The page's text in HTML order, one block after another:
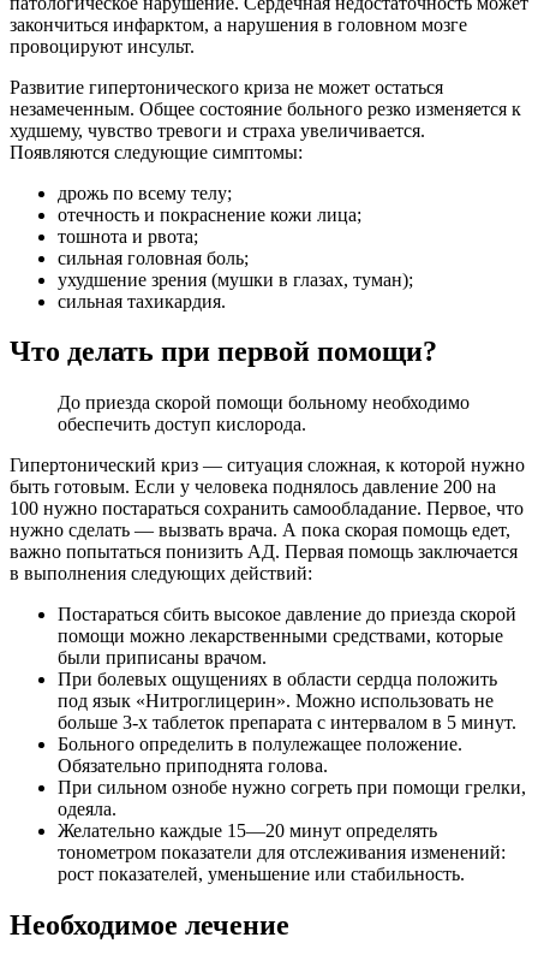
закончиться инфарктом, а нарушения в головном мозге
провоцируют инсульт.
Развитие гипертонического криза не может остаться
незамеченным. Общее состояние больного резко изменяется к
худшему, чувство тревоги и страха увеличивается.
Появляются следующие симптомы:
дрожь по всему телу;
отечность и покраснение кожи лица;
тошнота и рвота;
сильная головная боль;
ухудшение зрения (мушки в глазах, туман);
сильная тахикардия.
Что делать при первой помощи?
До приезда скорой помощи больному необходимо
обеспечить доступ кислорода.
Гипертонический криз — ситуация сложная, к которой нужно
быть готовым. Если у человека поднялось давление 200 на
100 нужно постараться сохранить самообладание. Первое, что
нужно сделать — вызвать врача. А пока скорая помощь едет,
важно попытаться понизить АД. Первая помощь заключается
в выполнения следующих действий:
Постараться сбить высокое давление до приезда скорой
помощи можно лекарственными средствами, которые
были приписаны врачом.
При болевых ощущениях в области сердца положить
под язык «Нитроглицерин». Можно использовать не
больше 3-х таблеток препарата с интервалом в 5 минут.
Больного определить в полулежащее положение.
Обязательно приподнята голова.
При сильном ознобе нужно согреть при помощи грелки,
одеяла.
Желательно каждые 15—20 минут определять
тонометром показатели для отслеживания изменений:
рост показателей, уменьшение или стабильность.
Необходимое лечение